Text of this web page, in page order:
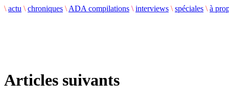
\ actu \ chroniques \ ADA compilations \ interviews \ spéciales \ à
Articles suivants